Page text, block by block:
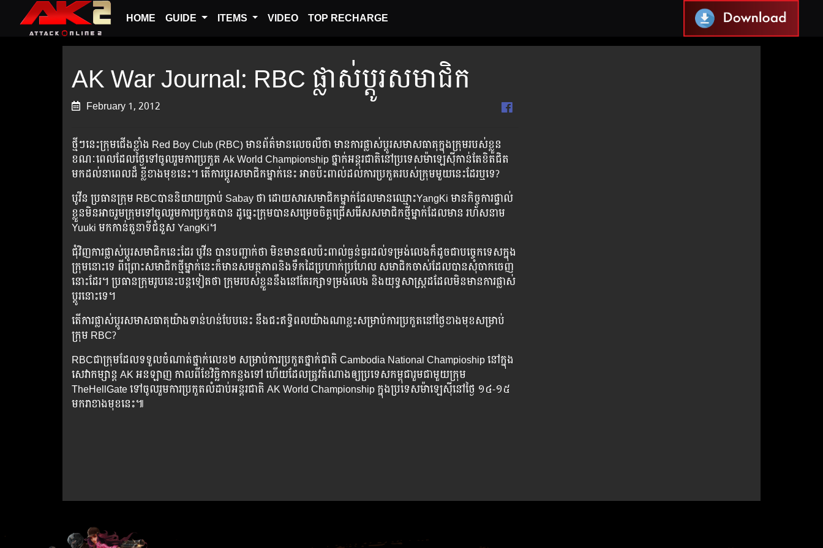
HOME GUIDE ITEMS VIDEO TOP RECHARGE
AK War Journal: RBC ផ្លាស់​ប្ដូរសមាជិក
February 1, 2012
ថ្មីៗ​នេះ​ក្រុម​ជើង​ខ្លាំង Red Boy Club (RBC) មាន​ព័ត៌មាន​លេច​លឺ​ថា មាន​ការ​ផ្លាស់​ប្ដូរ​សមាសធាតុ​ក្នុង​ក្រុម​របស់​ខ្លួន​
ខណៈ​ពេល​ដែល​ថ្ងៃ​ទៅ​ចូលរួម​ការ​ប្រកួត Ak World Championship ថ្នាក់​អន្តរជាតិ​នៅ​ប្រទេស​ម៉ាឡេស៊ី​កាន់​តែ​ខិត​ជិត​
មក​ដល់​នា​ពេល​ដ៏​ ខ្លី​ខាង​មុខ​នេះ។ តើ​ការ​ប្ដូរ​សមាជិក​ម្នាក់​នេះ​ អាច​ប៉ះ​ពាល់​ដល់​ការ​ប្រកួត​របស់​ក្រុម​មួយ​នេះ​ដែរ​ឬ​ទេ?
បូវីន ប្រធាន​ក្រុម RBCបាន​និយាយ​ប្រាប់​ Sabay ថា ដោយ​សារ​សមាជិក​ម្នាក់​ដែល​មាន​ឈ្មោះ​YangKi មាន​កិច្ចការ​ផ្ទាល់​
ខ្លួន​មិន​អាច​រួម​ក្រុម​ទៅ​ចូលរួម​ការ​ប្រកួត​បាន​ ដូច្នេះ​ក្រុម​បាន​សម្រេច​ចិត្ត​ជ្រើសរើស​សមាជិក​ថ្មី​ម្នាក់​ដែល​មាន​ រហ័សនាម​
Yuuki មក​កាន់​តួនាទី​ជំនួស YangKi។
ជុំវិញ​ការ​ផ្លាស់​ប្តូរ​សមាជិក​នេះ​ដែរ បូវីន​ បាន​បញ្ជាក់​ថា មិន​មាន​ផល​ប៉ះពាល់​ធ្ងន់ធ្ងរ​ដល់​ទម្រង់​លេង​ក៏​ដូច​ជា​បច្ចេកទេស​ក្នុង​​
ក្រុម​នោះ​ទេ ពី​ព្រោះ​សមាជិក​ថ្មី​ម្នាក់​នេះ​ក៏​មាន​សមត្ថភាព​និង​ទឹក​ដៃ​ប្រហាក់ប្រហែល ​សមាជិក​ចាស់​ដែល​បាន​សុំ​ចាកចេញ​
នោះ​ដែរ។ ប្រធាន​ក្រុម​រូប​នេះ​បន្ត​ទៀត​ថា ក្រុម​របស់​ខ្លួន​នឹង​នៅ​តែ​រក្សា​ទម្រង់​លេង និង​យុទ្ធសាស្ត្រ​ដដែល​មិន​មាន​ការ​ផ្លាស់​
ប្ដូរ​នោះ​ទេ។
តើ​ការ​ផ្លាស់​ប្ដូរ​សមាសធាតុ​យ៉ាង​ទាន់ហន់​បែប​នេះ នឹង​ជះ​ឥទ្ធិពល​យ៉ាង​ណា​ខ្លះ​សម្រាប់​ការ​ប្រកួត​នៅ​ថ្ងៃ​ខាង​មុខ​សម្រាប់​
ក្រុម RBC?
RBCជា​ក្រុម​ដែល​ទទួល​ចំណាត់​ថ្នាក់​លេខ​២ សម្រាប់​ការ​ប្រកួត​ថ្នាក់​ជាតិ Cambodia National Champioship នៅ​ក្នុង​
សេវា​កម្សាន្ត​ AK អនឡាញ​ កាល​ពី​ខែ​វិច្ឆិកា​កន្លង​ទៅ ហើយ​ដែល​ត្រូវ​តំណាង​ឲ្យ​ប្រទេស​កម្ពុជា​រួម​ជាមួយ​ក្រុម
TheHellGate ទៅ​ចូលរួម​ការ​ប្រកួត​លំដាប់​អន្តរជាតិ AK World Championship ក្នុង​ប្រទេស​ម៉ាឡេស៊ី​នៅ​ថ្ងៃ ១៤-១៥
មករា​ខាង​មុខ​នេះ៕